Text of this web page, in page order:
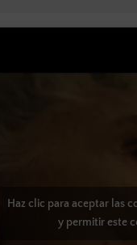
Haz clic para aceptar las
y permitir este